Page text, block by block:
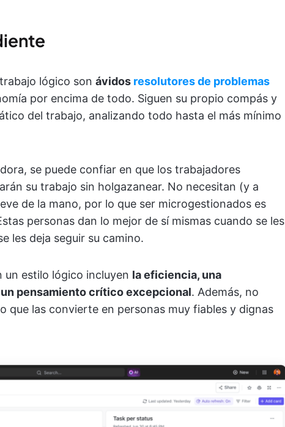
lógico son ávidos resolutores de problemas
por encima de todo. Siguen su propio compás y
del trabajo, analizando todo hasta el más mínimo
se puede confiar en que los trabajadores
su trabajo sin holgazanear. No necesitan (y a
de la mano, por lo que ser microgestionados es
personas dan lo mejor de sí mismas cuando se les
les deja seguir su camino.
un estilo lógico incluyen la eficiencia, una
pensamiento crítico excepcional. Además, no
que las convierte en personas muy fiables y dignas